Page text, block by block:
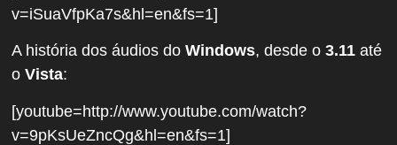
v=iSuaVfpKa7s&hl=en&fs=1]
A história dos áudios doWindows, desde o3.11 até
oVista:
[youtube=http://www.youtube.com/watch?
v=9pKsUeZncQg&hl=en&fs=1]